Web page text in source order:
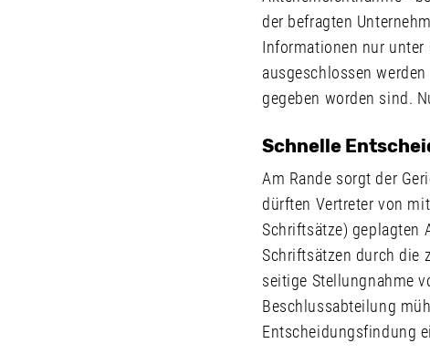
der befragten
Informationen nur
ausgeschlossen
gegeben worden sind.
Schnelle
Am Rande sorgt der
dürften Vertreter von
Schriftsätze) geplagten
Schriftsätzen durch die
seitige Stellungnahme
Beschlussabteilung
Entscheidungsfindung